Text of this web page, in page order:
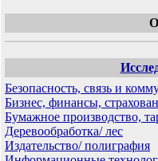
Безопасность, связь и
Бизнес, финансы,
Бумажное производство,
Деревообработка/ лес
Издательство/ полиграфия